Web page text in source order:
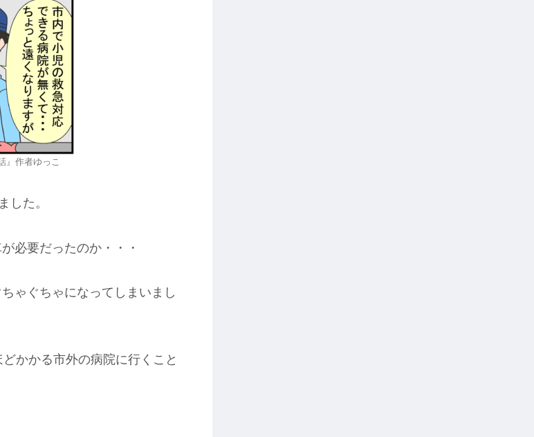
』作者ゆっこ
した。
必要だったのか・・・
ゃぐちゃになってしまいまし
かかる市外の病院に行くこと